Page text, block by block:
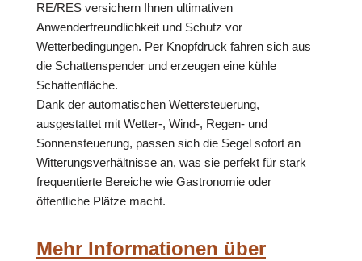
RE/RES versichern Ihnen ultimativen
Anwenderfreundlichkeit und Schutz vor
Wetterbedingungen. Per Knopfdruck fahren sich aus
die Schattenspender und erzeugen eine kühle
Schattenfläche.
Dank der automatischen Wettersteuerung,
ausgestattet mit Wetter-, Wind-, Regen- und
Sonnensteuerung, passen sich die Segel sofort an
Witterungsverhältnisse an, was sie perfekt für stark
frequentierte Bereiche wie Gastronomie oder
öffentliche Plätze macht.
Mehr Informationen über